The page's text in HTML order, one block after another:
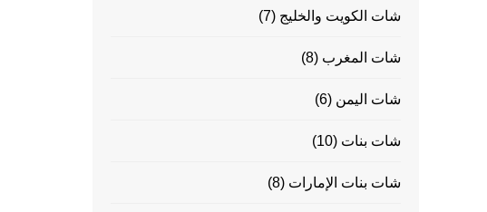
شات الكويت والخليج (7)
شات المغرب (8)
شات اليمن (6)
شات بنات (10)
شات بنات الإمارات (8)